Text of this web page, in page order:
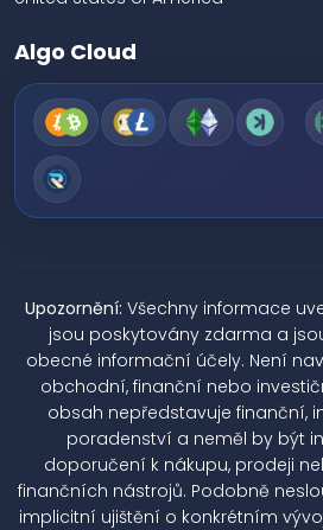
Algo Cloud
Upozornění: Všechny informace
jsou poskytovány zdarma a
obecné informační účely. Není
obchodní, finanční nebo
obsah nepředstavuje finanční,
poradenství a neměl by být
doporučení k nákupu, prodeji
finančních nástrojů. Podobně
implicitní ujištění o konkrétním